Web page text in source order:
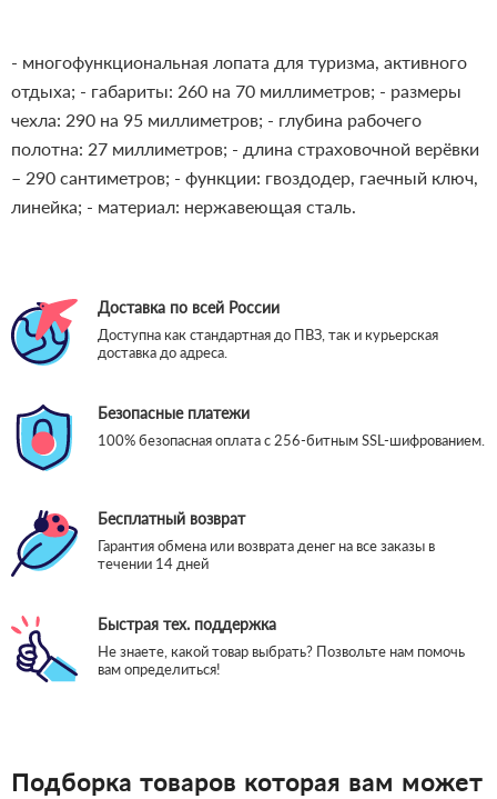
- многофункциональная лопата для туризма, активного
отдыха; - габариты: 260 на 70 миллиметров; - размеры
чехла: 290 на 95 миллиметров; - глубина рабочего
полотна: 27 миллиметров; - длина страховочной верёвки
– 290 сантиметров; - функции: гвоздодер, гаечный ключ,
линейка; - материал: нержавеющая сталь.
Доставка по всей России
Доступна как стандартная до ПВЗ, так и курьерская
доставка до адреса.
Безопасные платежи
100% безопасная оплата с 256-битным SSL-шифрованием.
Бесплатный возврат
Гарантия обмена или возврата денег на все заказы в
течении 14 дней
Быстрая тех. поддержка
Не знаете, какой товар выбрать? Позвольте нам помочь
вам определиться!
Подборка товаров которая вам может